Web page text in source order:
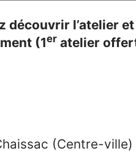
découvrir l’atelier
(1er atelier
(Centre-ville)